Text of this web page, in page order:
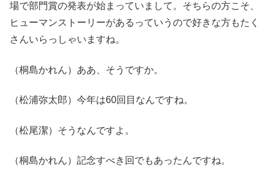
場で部門賞の発表が始まっていまして。そちらの方こそ、
ヒューマンストーリーがあるっていうので好きな方もたく
さんいらっしゃいますね。
（桐島かれん）ああ、そうですか。
（松浦弥太郎）今年は60回目なんですね。
（松尾潔）そうなんですよ。
（桐島かれん）記念すべき回でもあったんですね。